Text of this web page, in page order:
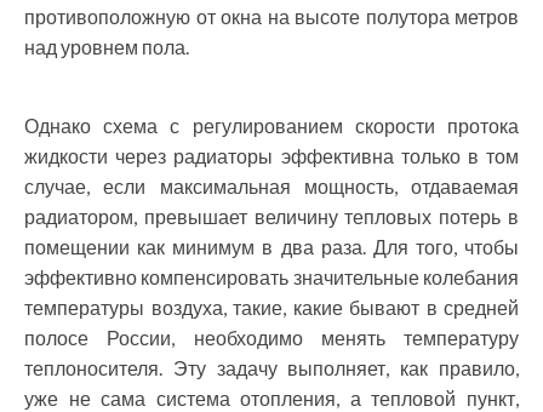
противоположную от окна на высоте полутора метров
над уровнем пола.
Однако схема с регулированием скорости протока
жидкости через радиаторы эффективна только в том
случае, если максимальная мощность, отдаваемая
радиатором, превышает величину тепловых потерь в
помещении как минимум в два раза. Для того, чтобы
эффективно компенсировать значительные колебания
температуры воздуха, такие, какие бывают в средней
полосе России, необходимо менять температуру
теплоносителя. Эту задачу выполняет, как правило,
уже не сама система отопления, а тепловой пункт,